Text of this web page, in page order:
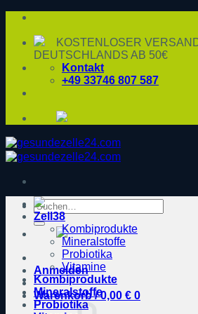
Zum
springen KOSTENLOSER
DEUTSCHLANDS AB 50€
Kontakt
+49 33746 807 587
Suche
nach:
Anmelden
Warenkorb /0,00 € 0
Zell38
Kombiprodukte
Mineralstoffe
Probiotika
Vitamine
Kombiprodukte
Mineralstoffe
Probiotika